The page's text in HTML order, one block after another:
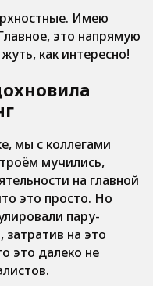
Имею
это напрямую
как интересно!
мы с коллегами
мучились,
на главной
это просто. Но
пару-
на это
это далеко не